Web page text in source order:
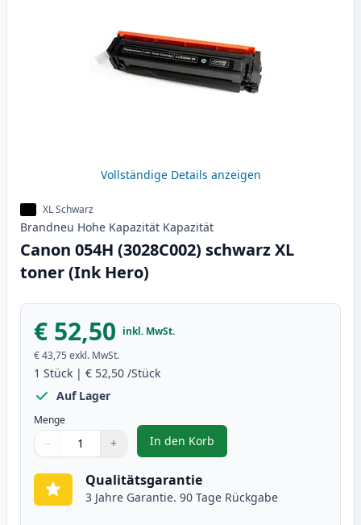
Vollständige Details anzeigen
XL Schwarz
Brandneu Hohe Kapazität Kapazität
Canon 054H (3028C002) schwarz XL
toner (Ink Hero)
€ 52,50 inkl. MwSt.
€ 43,75 exkl. MwSt.
1 Stück | € 52,50 /Stück
Auf Lager
Menge
Verwenden Sie die Tasten, um anzupassen
− +
1
In den Korb
, Canon 054H (3028C002)
Qualitätsgarantie
3 Jahre Garantie. 90 Tage Rückgabe